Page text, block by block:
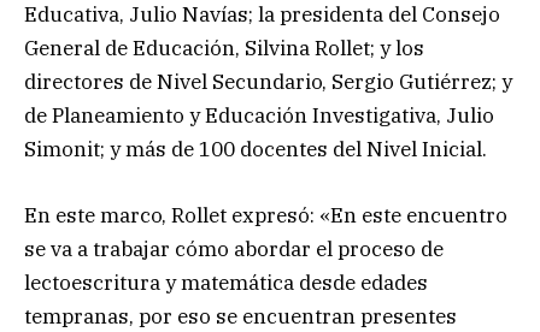
Educativa, Julio Navías; la presidenta del Consejo
General de Educación, Silvina Rollet; y los
directores de Nivel Secundario, Sergio Gutiérrez; y
de Planeamiento y Educación Investigativa, Julio
Simonit; y más de 100 docentes del Nivel Inicial.
En este marco, Rollet expresó: «En este encuentro
se va a trabajar cómo abordar el proceso de
lectoescritura y matemática desde edades
tempranas, por eso se encuentran presentes